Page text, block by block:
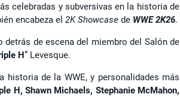
celebradas y subversivas en la historia de
encabeza el 2K Showcase de WWE 2K26.
de escena del miembro del Salón de
H” Levesque.
de la WWE, y personalidades más
H, Shawn Michaels, Stephanie McMahon,